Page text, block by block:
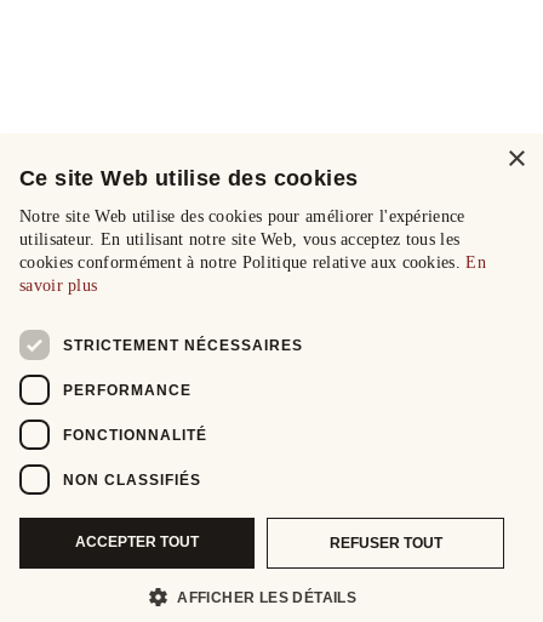
×
Ce site Web utilise des cookies
Notre site Web utilise des cookies pour améliorer l'expérience
utilisateur. En utilisant notre site Web, vous acceptez tous les
cookies conformément à notre Politique relative aux cookies.En
savoir plus
STRICTEMENT NÉCESSAIRES
PERFORMANCE
FONCTIONNALITÉ
NON CLASSIFIÉS
ACCEPTER TOUT REFUSER TOUT
AFFICHER LES DÉTAILS